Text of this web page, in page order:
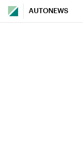
AUTONEWS